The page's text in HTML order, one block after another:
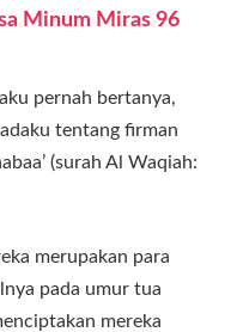
Minum Miras 96
pernah bertanya,
tentang firman
(surah Al Waqiah:
merupakan para
pada umur tua
mereka